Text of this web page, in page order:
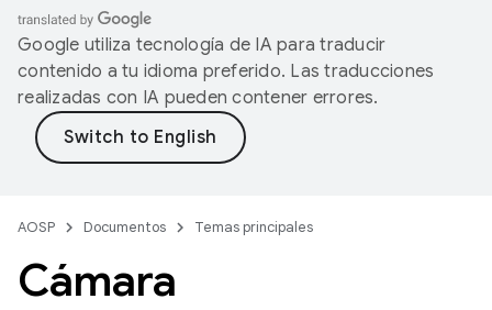
Google utiliza tecnología de IA para traducir
contenido a tu idioma preferido. Las traducciones
realizadas con IA pueden contener errores.
AOSP Documentos Temas principales
Cámara